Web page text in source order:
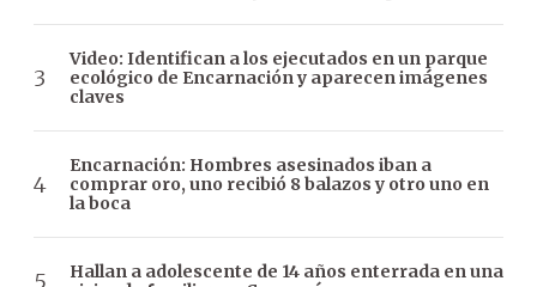
Video: Identifican a los ejecutados en un parque
ecológico de Encarnación y aparecen imágenes
claves
Encarnación: Hombres asesinados iban a
comprar oro, uno recibió 8 balazos y otro uno en
la boca
Hallan a adolescente de 14 años enterrada en una